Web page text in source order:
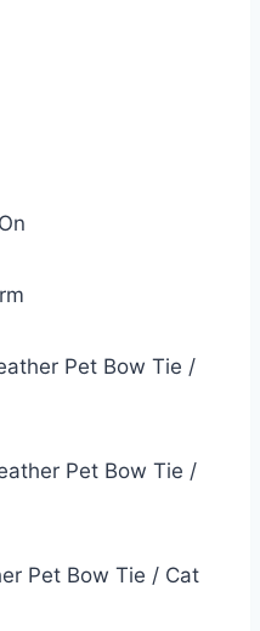
Pet Bow Tie /
Pet Bow Tie /
Pet Bow Tie / Cat